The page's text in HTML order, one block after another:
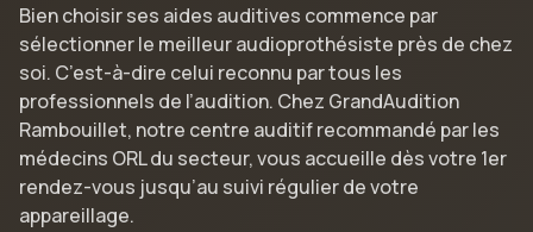
Bien choisir ses aides auditives commence par
sélectionner le meilleur audioprothésiste près de chez
soi. C’est-à-dire celui reconnu par tous les
professionnels de l’audition. Chez GrandAudition
Rambouillet, notre centre auditif recommandé par les
médecins ORL du secteur, vous accueille dès votre 1er
rendez-vous jusqu’au suivi régulier de votre
appareillage.